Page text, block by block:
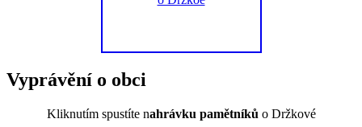
Vyprávění o obci
Kliknutím spustíte nahrávku pamětníků o Držkové